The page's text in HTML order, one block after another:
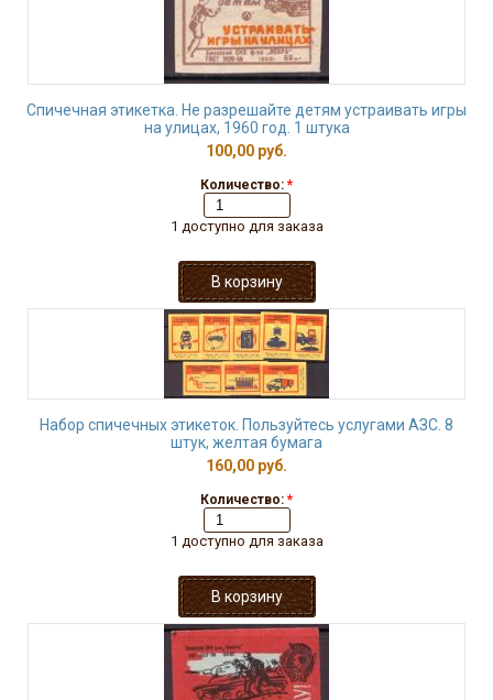
Спичечная этикетка. Не разрешайте детям устраивать игры
на улицах, 1960 год. 1 штука
100,00 руб.
Количество: *
1 доступно для заказа
Набор спичечных этикеток. Пользуйтесь услугами АЗС. 8
штук, желтая бумага
160,00 руб.
Количество: *
1 доступно для заказа